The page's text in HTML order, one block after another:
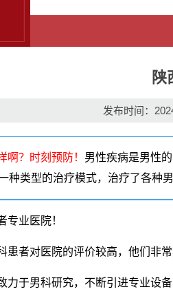
陕
发布时间：
啊？时刻预防！ 男性疾病是男性
种类型的治疗模式，治疗了各种
专业医院！
患者对医院的评价较高，他们非
力于男科研究，不断引进专业设